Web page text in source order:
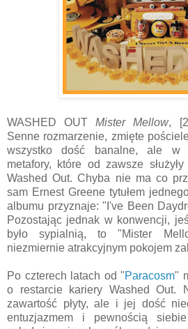
WASHED OUTMister Mellow,
Senne rozmarzenie, zmięte
wszystko dość banalne, ale w
metafory, które od zawsze
Washed Out. Chyba nie ma co
sam Ernest Greene tytułem
albumu przyznaje: "I've Been
Pozostając jednak w konwencji,
było sypialnią, to "Mister
niezmiernie atrakcyjnym pokojem
Po czterech latach od "Paracosm"
o restarcie kariery Washed Out.
zawartość płyty, ale i jej dość
entuzjazmem i pewnością